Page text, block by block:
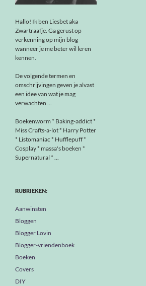
Hallo! Ik ben Liesbet aka
Zwartraafje. Ga gerust op
verkenning op mijn blog
wanneer je me beter wil leren
kennen.
De volgende termen en
omschrijvingen geven je alvast
een idee van wat je mag
verwachten ...
Boekenworm * Baking-addict *
Miss Crafts-a-lot * Harry Potter
* Listomaniac * Hufflepuff *
Cosplay * massa's boeken *
Supernatural * ...
RUBRIEKEN:
Aanwinsten
Bloggen
Blogger Lovin
Blogger-vriendenboek
Boeken
Covers
DIY